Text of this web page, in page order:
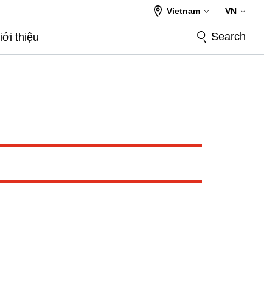
thiệu
Vietnam VN
Search